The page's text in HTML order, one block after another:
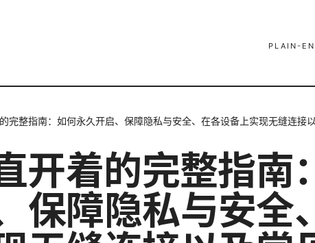
PLAIN-
完整指南：如何永久开启、保障隐私与安全、在各设备上实现无缝连接
开着的完整指南
保障隐私与安全